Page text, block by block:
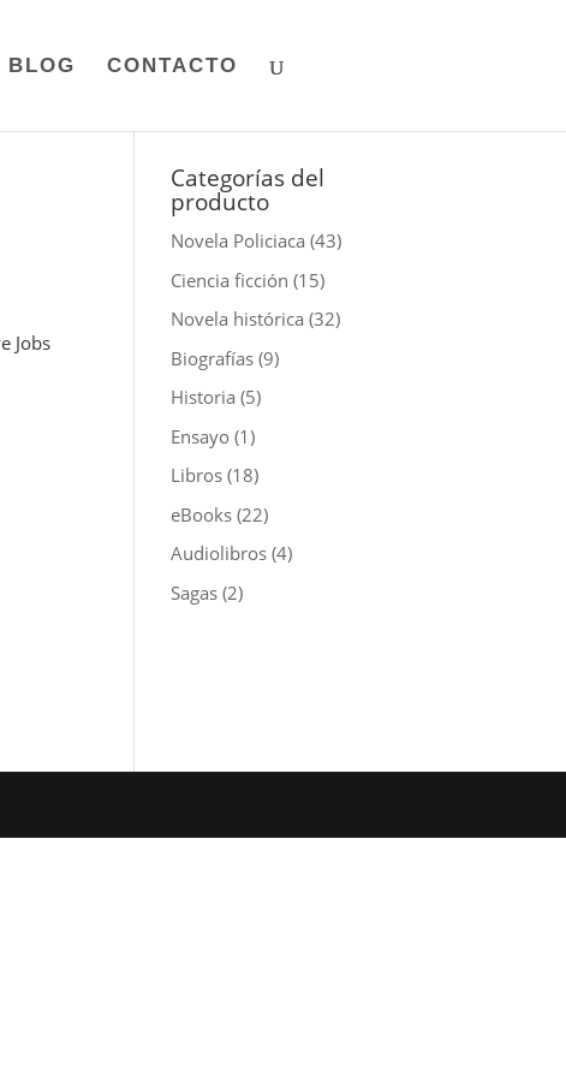
BLOG CONTACTO
Jobs
Categorías del
producto
Novela Policiaca (43)
Ciencia ficción (15)
Novela histórica (32)
Biografías (9)
Historia (5)
Ensayo (1)
Libros (18)
eBooks (22)
Audiolibros (4)
Sagas (2)